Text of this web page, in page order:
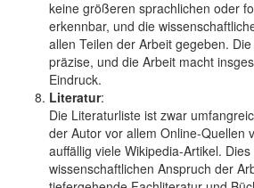
keine größeren sprachlichen oder
erkennbar, und die
allen Teilen der Arbeit gegeben.
präzise, und die Arbeit macht
Eindruck.
Literatur:
Die Literaturliste ist zwar
der Autor vor allem Online-Quellen
auffällig viele Wikipedia-Artikel.
wissenschaftlichen Anspruch der